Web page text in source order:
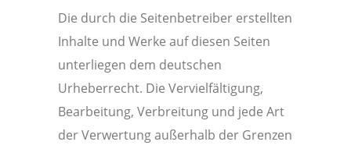
Die durch die Seitenbetreiber erstellten
Inhalte und Werke auf diesen Seiten
unterliegen dem deutschen
Urheberrecht. Die Vervielfältigung,
Bearbeitung, Verbreitung und jede Art
der Verwertung außerhalb der Grenzen